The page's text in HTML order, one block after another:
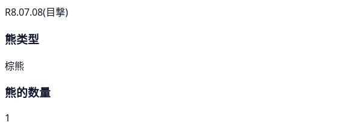
R8.07.08(目撃)
熊类型
棕熊
熊的数量
1